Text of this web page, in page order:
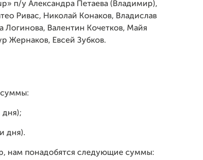
п/у Александра Петаева (Владимир),
Ривас, Николай Конаков, Владислав
Валентин Кочетков, Майя
Жернаков, Евсей Зубков.
суммы:
дня);
дня).
нам понадобятся следующие суммы: